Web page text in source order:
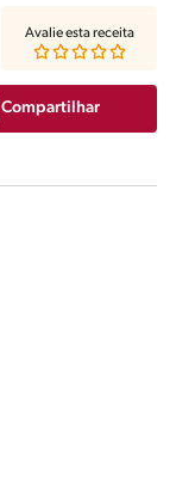
Compartilhar
Avalie esta receita